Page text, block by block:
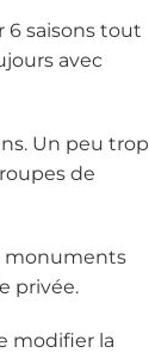
saisons tout
avec
Un peu trop
de
monuments
privée.
modifier la